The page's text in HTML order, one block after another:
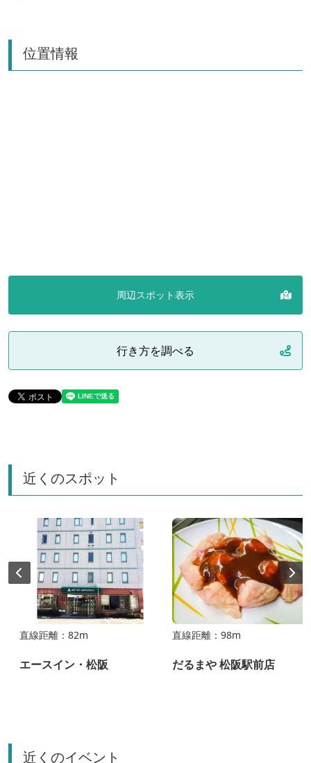
位置情報
周辺スポット表示
行き方を調べる
近くのスポット
直線距離：82m
エースイン・松阪
直線距離：98m
だるまや 松阪駅前店
近くのイベント